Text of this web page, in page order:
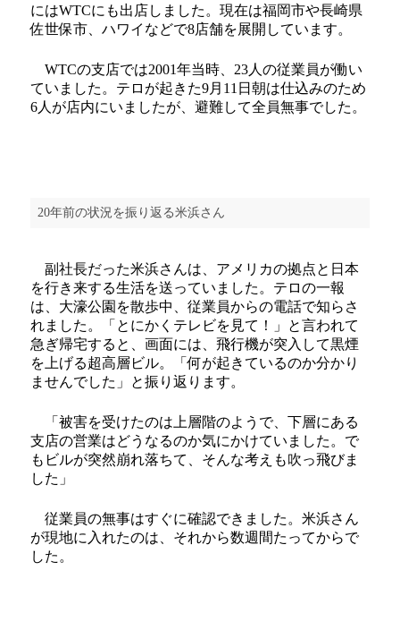
にはWTCにも出店しました。現在は福岡市や長崎県
佐世保市、ハワイなどで8店舗を展開しています。
WTCの支店では2001年当時、23人の従業員が働い
ていました。テロが起きた9月11日朝は仕込みのため
6人が店内にいましたが、避難して全員無事でした。
20年前の状況を振り返る米浜さん
副社長だった米浜さんは、アメリカの拠点と日本
を行き来する生活を送っていました。テロの一報
は、大濠公園を散歩中、従業員からの電話で知らさ
れました。「とにかくテレビを見て！」と言われて
急ぎ帰宅すると、画面には、飛行機が突入して黒煙
を上げる超高層ビル。「何が起きているのか分かり
ませんでした」と振り返ります。
「被害を受けたのは上層階のようで、下層にある
支店の営業はどうなるのか気にかけていました。で
もビルが突然崩れ落ちて、そんな考えも吹っ飛びま
した」
従業員の無事はすぐに確認できました。米浜さん
が現地に入れたのは、それから数週間たってからで
した。